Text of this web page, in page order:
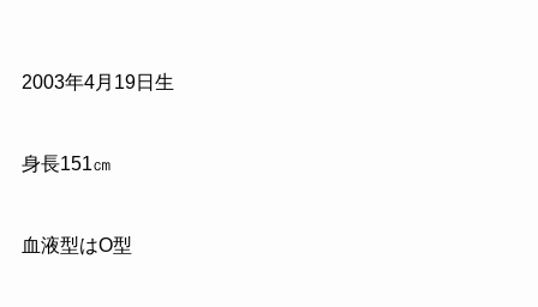
2003年4月19日生
身長151㎝
血液型はO型